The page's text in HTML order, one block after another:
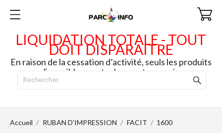
LIQUIDATION TOTALE - TOUT
DOIT DISPARAITRE
En raison de la cessation d’activité, seuls les produits
disponibles en stock seront envoyés.
Accueil RUBAN D'IMPRESSION FACIT 1600